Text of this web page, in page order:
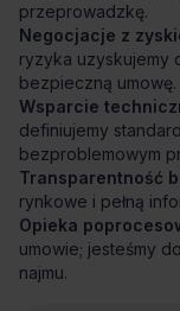
przeprowadzkę.
Negocjacje z
ryzyka uzyskujemy
bezpieczną umowę.
Wsparcie
definiujemy
bezproblemowym
Transparentność
rynkowe i pełną
Opieka
umowie; jesteśmy
najmu.